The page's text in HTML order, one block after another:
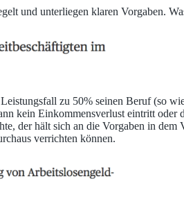
und unterliegen klaren Vorgaben.
zu 50% seinen Beruf (so
kein Einkommensverlust eintritt oder
der hält sich an die Vorgaben in
verrichten können.